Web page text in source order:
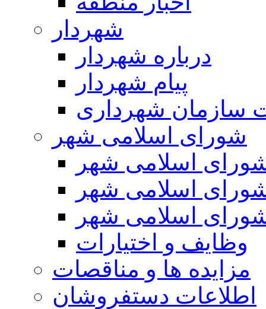
شهردار
درباره شهردار
پیام شهردار
سازمان شهرداری
شورای اسلامی شهر
اسلامی شهر
اسلامی شهر
اسلامی شهر
وظایف و اختیارات
مزایده ها و مناقصات
اطلاعات دستفروشان